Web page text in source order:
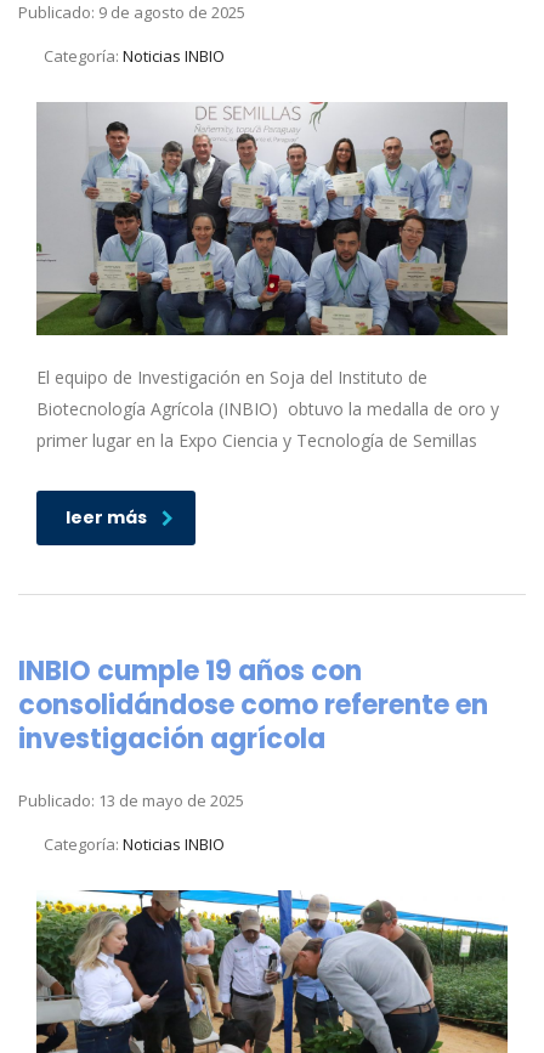
Publicado: 9 de agosto de 2025
Categoría: Noticias INBIO
El equipo de Investigación en Soja del Instituto de
Biotecnología Agrícola (INBIO) obtuvo la medalla de oro y
primer lugar en la Expo Ciencia y Tecnología de Semillas
leer más
INBIO cumple 19 años con
consolidándose como referente en
investigación agrícola
Publicado: 13 de mayo de 2025
Categoría: Noticias INBIO